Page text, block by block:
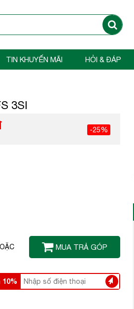
TIN KHUYẾN MÃI HỎI & ĐÁP
3SI
-25%
MUA TRẢ GÓP
10%